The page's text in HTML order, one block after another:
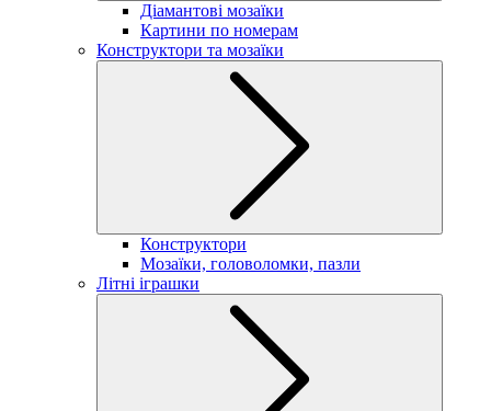
Діамантові мозаїки
Картини по номерам
Конструктори та мозаїки
Конструктори
Мозаїки, головоломки, пазли
Літні іграшки